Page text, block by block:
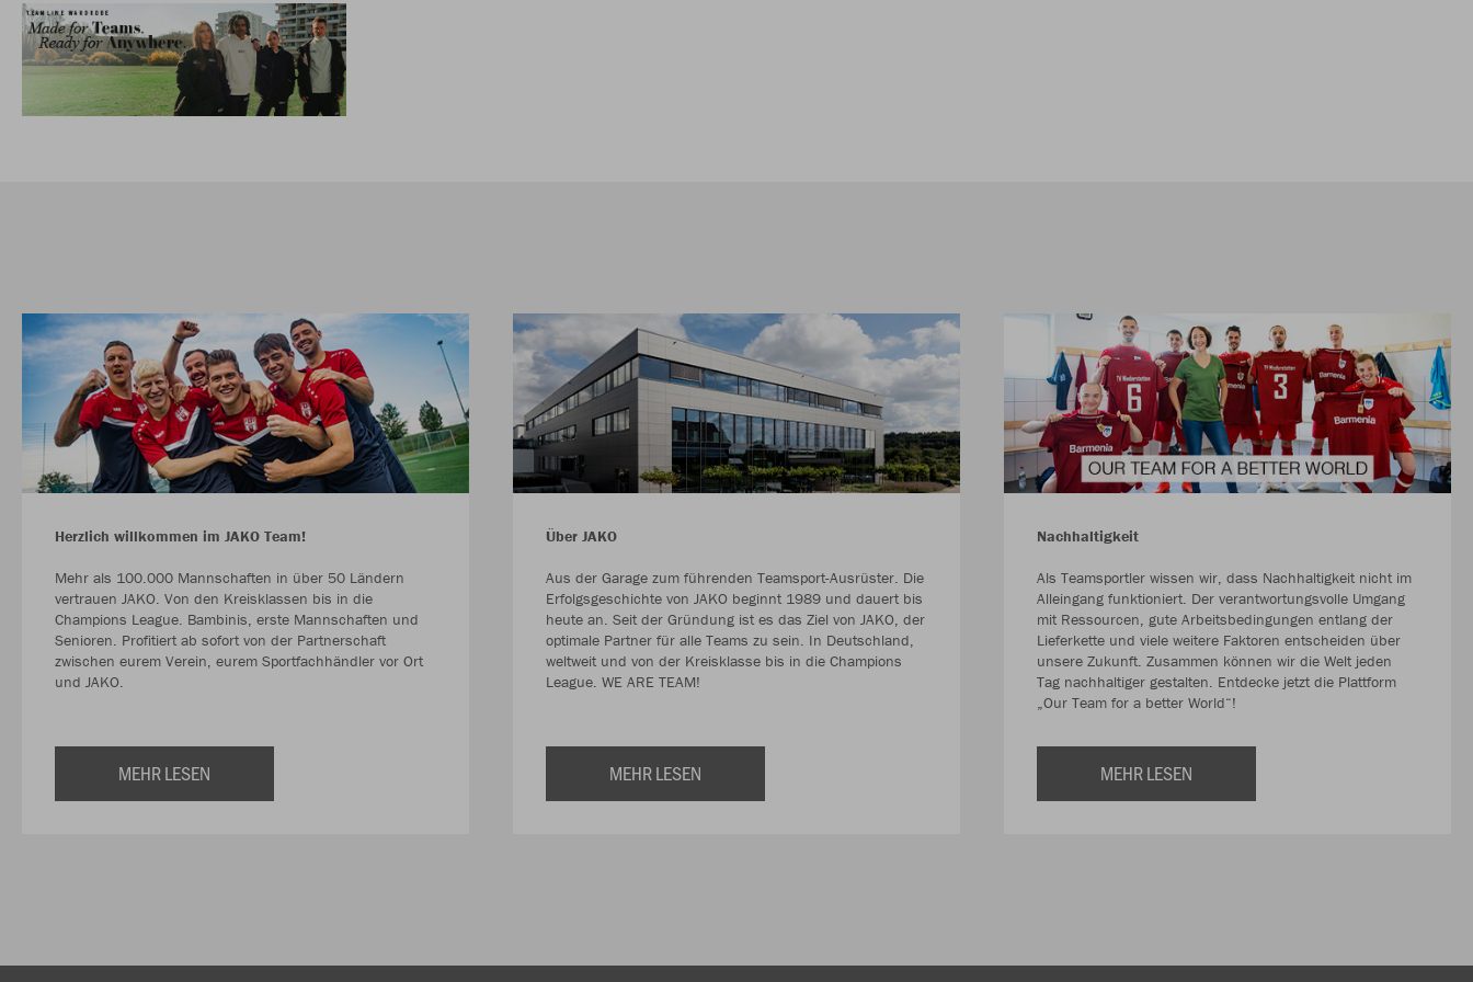
Herzlich willkommen im JAKO Team!
Mehr als 100.000 Mannschaften in über 50 Ländern
vertrauen JAKO. Von den Kreisklassen bis in die
Champions League. Bambinis, erste Mannschaften und
Senioren. Profitiert ab sofort von der Partnerschaft
zwischen eurem Verein, eurem Sportfachhändler vor Ort
und JAKO.
MEHR LESEN
Über JAKO
Aus der Garage zum führenden Teamsport-Ausrüster. Die
Erfolgsgeschichte von JAKO beginnt 1989 und dauert bis
heute an. Seit der Gründung ist es das Ziel von JAKO, der
optimale Partner für alle Teams zu sein. In Deutschland,
weltweit und von der Kreisklasse bis in die Champions
League. WE ARE TEAM!
MEHR LESEN
Nachhaltigkeit
Als Teamsportler wissen wir, dass Nachhaltigkeit nicht im
Alleingang funktioniert. Der verantwortungsvolle Umgang
mit Ressourcen, gute Arbeitsbedingungen entlang der
Lieferkette und viele weitere Faktoren entscheiden über
unsere Zukunft. Zusammen können wir die Welt jeden
Tag nachhaltiger gestalten. Entdecke jetzt die Plattform
„Our Team for a better World“!
MEHR LESEN